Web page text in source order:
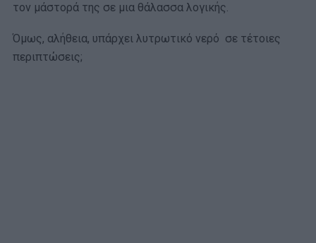
τον μάστορά της σε μια θάλασσα λογικής.
Όμως, αλήθεια, υπάρχει λυτρωτικό νερό σε τέτοιες
περιπτώσεις;